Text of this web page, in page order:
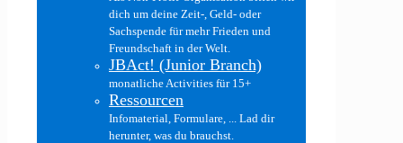
dich um deine Zeit-, Geld- oder
Sachspende für mehr Frieden und
Freundschaft in der Welt.
JBAct! (Junior Branch)
monatliche Activities für 15+
Ressourcen
Infomaterial, Formulare, ... Lad dir
herunter, was du brauchst.